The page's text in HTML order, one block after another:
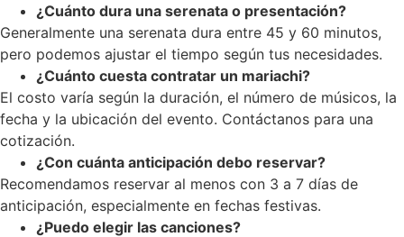
¿Cuánto dura una serenata o presentación?
Generalmente una serenata dura entre 45 y 60 minutos,
pero podemos ajustar el tiempo según tus necesidades.
¿Cuánto cuesta contratar un mariachi?
El costo varía según la duración, el número de músicos, la
fecha y la ubicación del evento. Contáctanos para una
cotización.
¿Con cuánta anticipación debo reservar?
Recomendamos reservar al menos con 3 a 7 días de
anticipación, especialmente en fechas festivas.
¿Puedo elegir las canciones?